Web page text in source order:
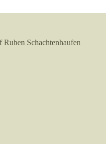
Schachtenhaufen